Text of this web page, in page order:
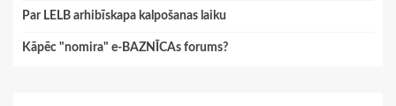
Par LELB arhibīskapa kalpošanas laiku
Kāpēc "nomira" e-BAZNĪCAs forums?